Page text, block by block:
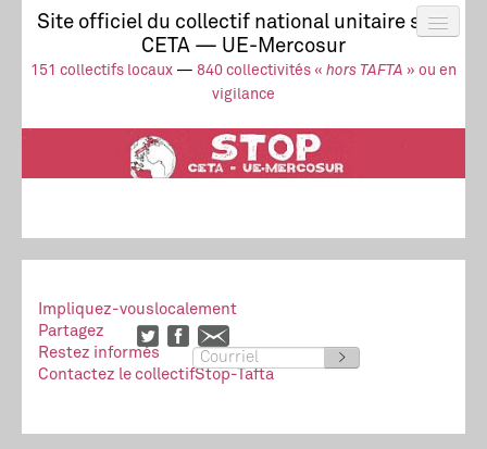
Site officiel du collectif national unitaire stop
CETA — UE-Mercosur
151 collectifs locaux — 840 collectivités « hors TAFTA » ou en
vigilance
Actus
UE-Mercosur
Stop à l’impunité !
TAFTA
CETA
Collectif
Impliquez-vouslocalement
Partagez
Restez informés
>
Contactez le collectifStop-Tafta